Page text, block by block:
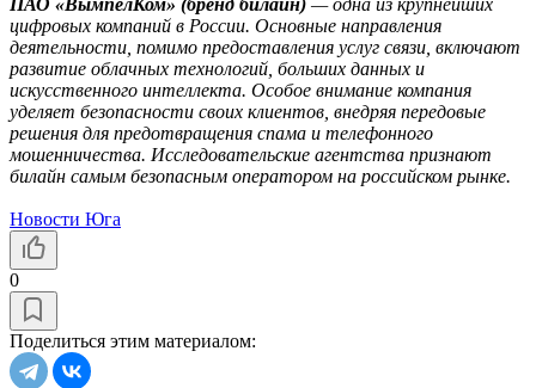
цифровых компаний в России. Основные направления
деятельности, помимо предоставления услуг связи, включают
развитие облачных технологий, больших данных и
искусственного интеллекта. Особое внимание компания
уделяет безопасности своих клиентов, внедряя передовые
решения для предотвращения спама и телефонного
мошенничества. Исследовательские агентства признают
билайн самым безопасным оператором на российском рынке.
Новости Юга
0
Поделиться этим материалом: